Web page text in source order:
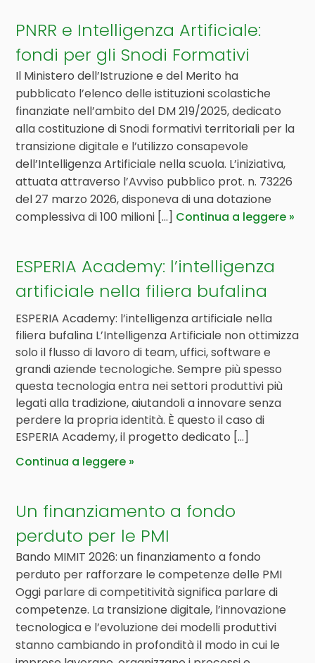
PNRR e Intelligenza Artificiale:
fondi per gli Snodi Formativi
Il Ministero dell’Istruzione e del Merito ha
pubblicato l’elenco delle istituzioni scolastiche
finanziate nell’ambito del DM 219/2025, dedicato
alla costituzione di Snodi formativi territoriali per la
transizione digitale e l’utilizzo consapevole
dell’Intelligenza Artificiale nella scuola. L’iniziativa,
attuata attraverso l’Avviso pubblico prot. n. 73226
del 27 marzo 2026, disponeva di una dotazione
complessiva di 100 milioni [...] Continua a leggere
ESPERIA Academy: l’intelligenza
artificiale nella filiera bufalina
ESPERIA Academy: l’intelligenza artificiale nella
filiera bufalina L’Intelligenza Artificiale non ottimizza
solo il flusso di lavoro di team, uffici, software e
grandi aziende tecnologiche. Sempre più spesso
questa tecnologia entra nei settori produttivi più
legati alla tradizione, aiutandoli a innovare senza
perdere la propria identità. È questo il caso di
ESPERIA Academy, il progetto dedicato […]
Continua a leggere
Un finanziamento a fondo
perduto per le PMI
Bando MIMIT 2026: un finanziamento a fondo
perduto per rafforzare le competenze delle PMI
Oggi parlare di competitività significa parlare di
competenze. La transizione digitale, l’innovazione
tecnologica e l’evoluzione dei modelli produttivi
stanno cambiando in profondità il modo in cui le